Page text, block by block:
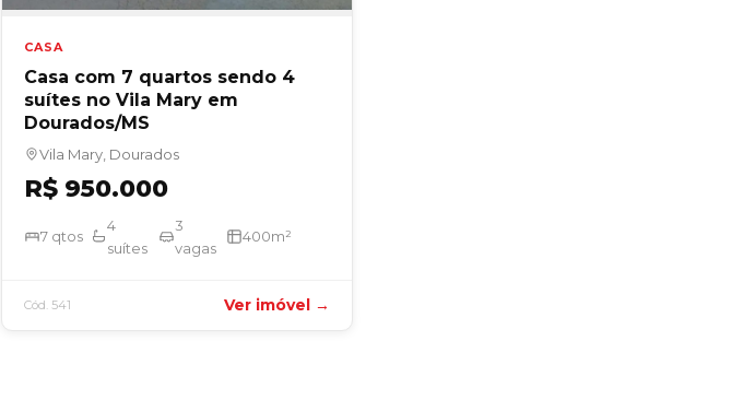
CASA
Casa com 7 quartos sendo 4
suítes no Vila Mary em
Dourados/MS
Vila Mary, Dourados
R$ 950.000
7 qtos
4
suítes
3
vagas
400m²
Cód. 541 Ver imóvel →